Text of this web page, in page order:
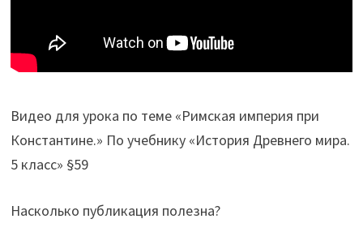
Видео для урока по теме «Римская империя при
Константине.» По учебнику «История Древнего мира.
5 класс» §59
Насколько публикация полезна?